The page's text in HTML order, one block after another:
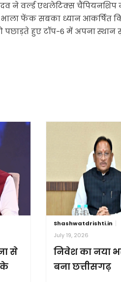
ने वर्ल्ड एथलेटिक्स चैंपियनशिप
भाला फेंक सबका ध्यान आकर्षित
हुए टॉप-6 में अपना स्थान
से
के
Shashwatdrishti.in
July 19, 2026
निवेश का नया
बना छत्तीसगढ़